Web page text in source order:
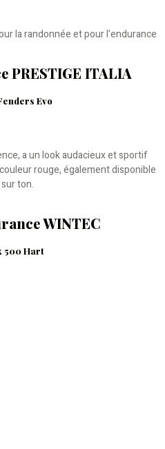
la randonnée et pour l’endurance
PRESTIGE ITALIA
Evo
a un look audacieux et sportif
rouge, également disponible
ton.
WINTEC
500 Hart